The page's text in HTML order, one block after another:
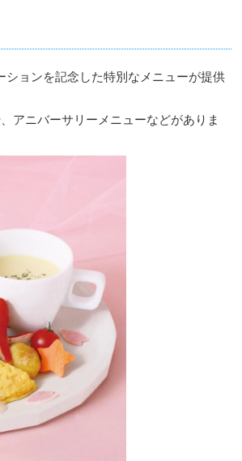
ションを記念した特別なメニューが提供
アニバーサリーメニューなどがありま